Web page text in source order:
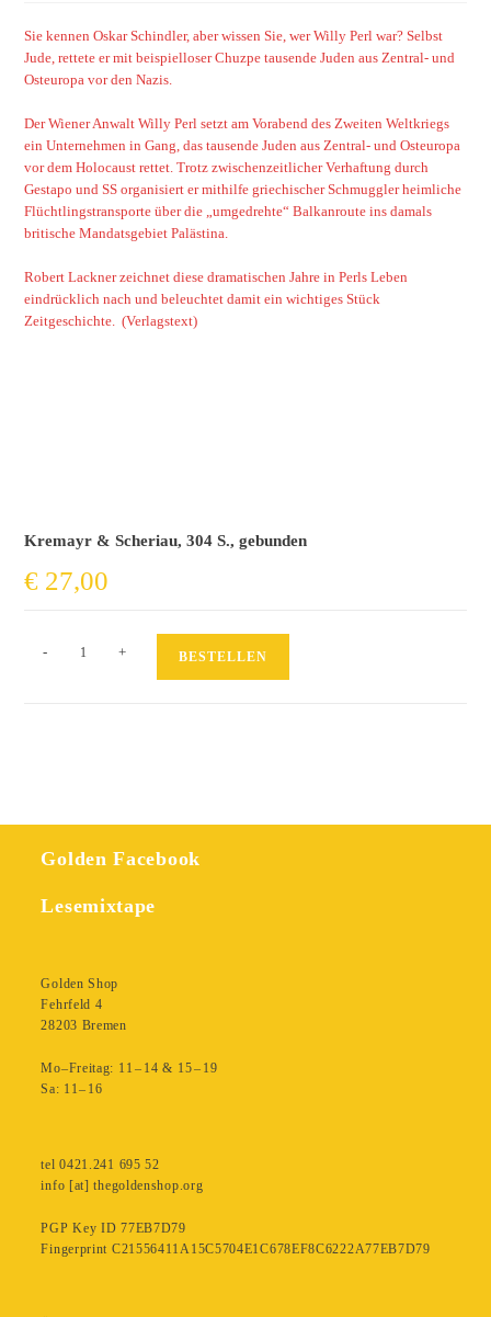
Sie kennen Oskar Schindler, aber wissen Sie, wer Willy Perl war? Selbst
Jude, rettete er mit beispielloser Chuzpe tausende Juden aus Zentral- und
Osteuropa vor den Nazis.
Der Wiener Anwalt Willy Perl setzt am Vorabend des Zweiten Weltkriegs
ein Unternehmen in Gang, das tausende Juden aus Zentral- und Osteuropa
vor dem Holocaust rettet. Trotz zwischenzeitlicher Verhaftung durch
Gestapo und SS organisiert er mithilfe griechischer Schmuggler heimliche
Flüchtlingstransporte über die „umgedrehte“ Balkanroute ins damals
britische Mandatsgebiet Palästina.
Robert Lackner zeichnet diese dramatischen Jahre in Perls Leben
eindrücklich nach und beleuchtet damit ein wichtiges Stück
Zeitgeschichte. (Verlagstext)
Kremayr & Scheriau, 304 S., gebunden
€ 27,00
- + BESTELLEN
Golden Facebook
Lesemixtape
Golden Shop
Fehrfeld 4
28203 Bremen
Mo–Freitag: 11 – 14 & 15 – 19
Sa: 11– 16
tel 0421.241 695 52
info [at] thegoldenshop.org
PGP Key ID 77EB7D79
Fingerprint C21556411A15C5704E1C678EF8C6222A77EB7D79